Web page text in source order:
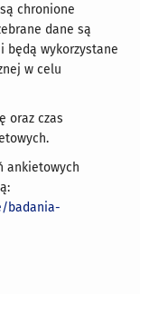
chronione
dane są
będą wykorzystane
w celu
oraz czas
ankietowych
badania-